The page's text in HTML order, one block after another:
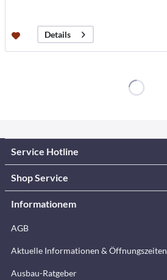
Details
Service Hotline
Shop Service
Informationem
AGB
Aktuelle Informationen & Öffnungszeiten
Ausbau-Ratgeber